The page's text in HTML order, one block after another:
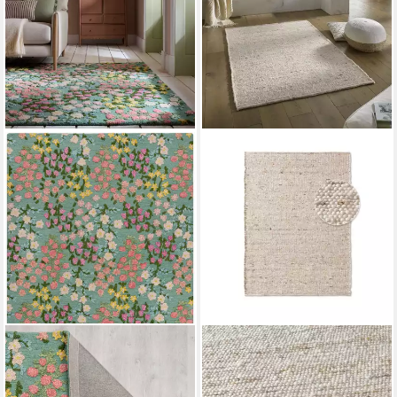
FLAIR RUGS
Wollteppich Emilia Floral,
Hoch-Tief-Struktur,
TARACARPET
Wollteppich TaraCarpet
Handwebteppich Malmoe,